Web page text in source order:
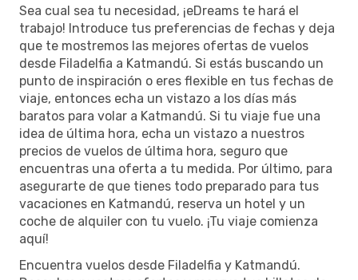
Sea cual sea tu necesidad, ¡eDreams te hará el
trabajo! Introduce tus preferencias de fechas y deja
que te mostremos las mejores ofertas de vuelos
desde Filadelfia a Katmandú. Si estás buscando un
punto de inspiración o eres flexible en tus fechas de
viaje, entonces echa un vistazo a los días más
baratos para volar a Katmandú. Si tu viaje fue una
idea de última hora, echa un vistazo a nuestros
precios de vuelos de última hora, seguro que
encuentras una oferta a tu medida. Por último, para
asegurarte de que tienes todo preparado para tus
vacaciones en Katmandú, reserva un hotel y un
coche de alquiler con tu vuelo. ¡Tu viaje comienza
aquí!
Encuentra vuelos desde Filadelfia y Katmandú.